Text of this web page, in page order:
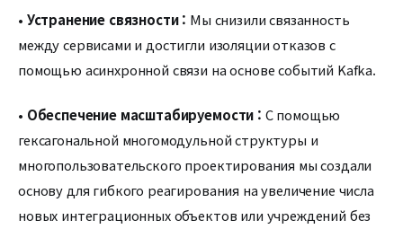
• Устранение связности : Мы снизили связанность
между сервисами и достигли изоляции отказов с
помощью асинхронной связи на основе событий Kafka.
• Обеспечение масштабируемости : С помощью
гексагональной многомодульной структуры и
многопользовательского проектирования мы создали
основу для гибкого реагирования на увеличение числа
новых интеграционных объектов или учреждений без